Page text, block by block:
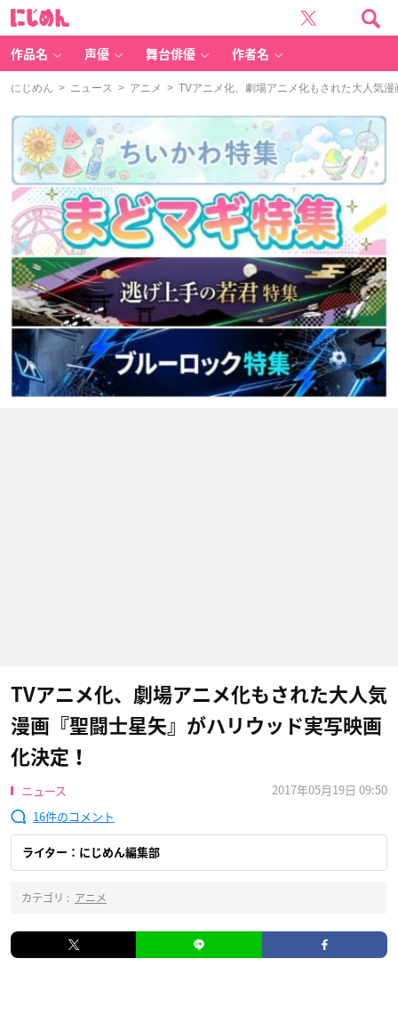
作品名 声優 舞台俳優 作者名
にじめん > ニュース > アニメ > TVアニメ化、劇場アニメ化もされた大人気
TVアニメ化、劇場アニメ化もされた大人気
漫画『聖闘士星矢』がハリウッド実写映画
化決定！
ニュース
2017年05月19日 09:50
16
ライター：にじめん編集部
カテゴリ : アニメ